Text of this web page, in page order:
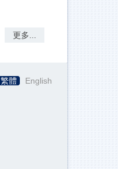
更多...
繁體 English